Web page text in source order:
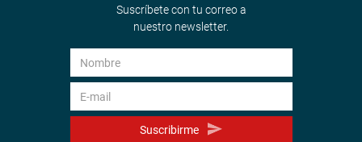
Suscríbete con tu correo a
nuestro newsletter.
Suscribirme